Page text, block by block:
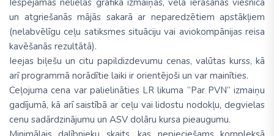
un atgriešanās mājās sakarā ar neparedzētiem apstākļiem
(nelabvēlīgu ceļu satiksmes situāciju vai aviokompānijas reisa
kavēšanās rezultātā).
Ieejas biļešu un citu papildizdevumu cenas, valūtas kurss, kā
arī programmā norādītie laiki ir orientējoši un var mainīties.
Ceļojuma cena var palielināties LR likuma “Par PVN” izmaiņu
gadījumā, kā arī saistībā ar ceļu vai lidostu nodokļu, degvielas
cenu sadārdzinājumu un ASV dolāru kursa pieaugumu.